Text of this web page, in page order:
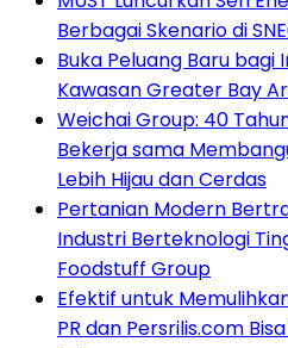
Berbagai Skenario di
Buka Peluang Baru bagi
Kawasan Greater Bay
Weichai Group: 40
Bekerja sama
Lebih Hijau dan Cerdas
Pertanian Modern
Industri Berteknologi
Foodstuff Group
Efektif untuk
PR dan Persrilis.com